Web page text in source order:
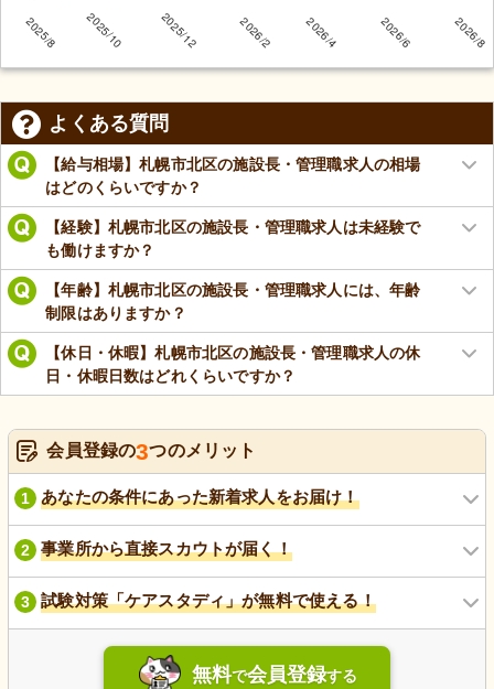
よくある質問
【給与相場】札幌市北区の施設長・管理職求人の相場
はどのくらいですか？
【経験】札幌市北区の施設長・管理職求人は未経験で
も働けますか？
【年齢】札幌市北区の施設長・管理職求人には、年齢
制限はありますか？
【休日・休暇】札幌市北区の施設長・管理職求人の休
日・休暇日数はどれくらいですか？
会員登録の3つのメリット
1 あなたの条件にあった新着求人をお届け！
2 事業所から直接スカウトが届く！
3 試験対策「ケアスタディ」が無料で使える！
無料で会員登録する